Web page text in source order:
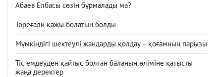
Абаев Елбасы сөзін бұрмалады ма?
Төреғали қажы болатын болды
Мүмкіндігі шектеулі жандарды қолдау – қоғамның парызы
Тіс емдеуден қайтыс болған баланың өліміне қатысты
жаңа деректер